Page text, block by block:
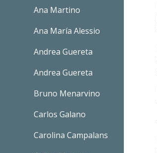
Ana Martino
Ana María Alessio
Andrea Guereta
Andrea Guereta
Bruno Menarvino
Carlos Galano
Carolina Campalans